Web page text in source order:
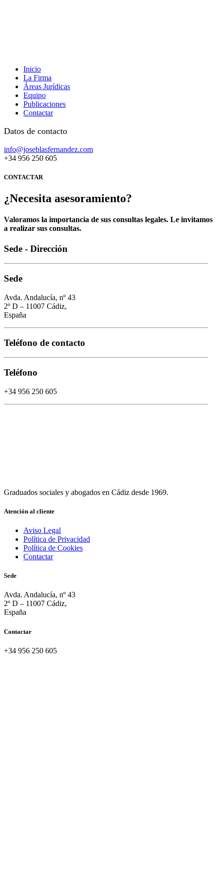
Inicio
La Firma
Áreas Jurídicas
Equipo
Publicaciones
Contactar
Datos de contacto
info@joseblasfernandez.com
+34 956 250 605
CONTACTAR
¿Necesita asesoramiento?
Valoramos la importancia de sus consultas legales. Le invitamos
a realizar sus consultas.
Sede - Dirección
Sede
Avda. Andalucía, nº 43
2º D – 11007 Cádiz,
España
Teléfono de contacto
Teléfono
+34 956 250 605
Graduados sociales y abogados en Cádiz desde 1969.
Atención al cliente
Aviso Legal
Política de Privacidad
Política de Cookies
Contactar
Sede
Avda. Andalucía, nº 43
2º D – 11007 Cádiz,
España
Contactar
+34 956 250 605